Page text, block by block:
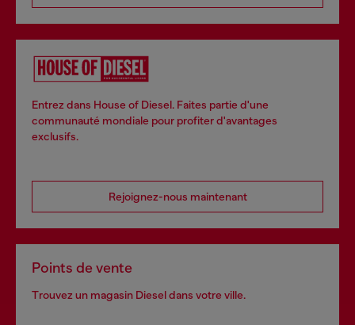
Entrez dans House of Diesel. Faites partie d'une
communauté mondiale pour profiter d'avantages
exclusifs.
Rejoignez-nous maintenant
Points de vente
Trouvez un magasin Diesel dans votre ville.